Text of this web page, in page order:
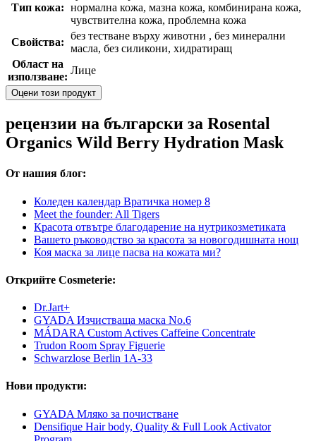
Тип кожа: нормална кожа, мазна кожа, комбинирана кожа,
чувствителна кожа, проблемна кожа
Свойства:
без тестване върху животни , без минерални
масла, без силикони, хидратиращ
Област на
използване:
Лице
Оцени този продукт
рецензии на български за Rosental
Organics Wild Berry Hydration Mask
От нашия блог:
Коледен календар Вратичка номер 8
Meet the founder: All Tigers
Красота отвътре благодарение на нутрикозметиката
Вашето ръководство за красота за новогодишната нощ
Коя маска за лице пасва на кожата ми?
Открийте Cosmeterie:
Dr.Jart+
GYADA Изчистваща маска No.6
MÁDARA Custom Actives Caffeine Concentrate
Trudon Room Spray Figuerie
Schwarzlose Berlin 1A-33
Нови продукти:
GYADA Мляко за почистване
Densifique Hair body, Quality & Full Look Activator